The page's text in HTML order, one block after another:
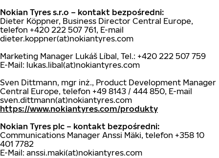
Nokian Tyres s.r.o – kontakt bezpośredni:
Dieter Köppner, Business Director Central Europe,
telefon +420 222 507 761, E-mail
dieter.koppner(at)nokiantyres.com
Marketing Manager Lukáš Líbal, Tel.: +420 222 507 759
E-Mail: lukas.libal(at)nokiantyres.com
Sven Dittmann, mgr inż., Product Development Manager
Central Europe, telefon +49 8143 / 444 850, E-mail
sven.dittmann(at)nokiantyres.com
https://www.nokiantyres.com/produkty
Nokian Tyres plc – kontakt bezpośredni:
Communications Manager Anssi Mäki, telefon +358 10
401 7782
E-Mail: anssi.maki(at)nokiantyres.com